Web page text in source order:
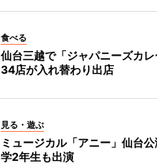
食べる
仙台三越で「ジャパニーズカ
34店が入れ替わり出店
見る・遊ぶ
ミュージカル「アニー」仙台
学2年生も出演